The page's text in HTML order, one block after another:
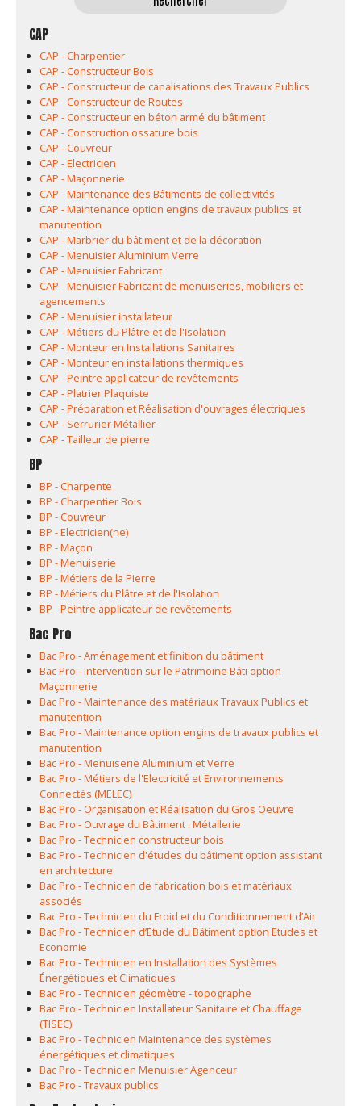
CAP
CAP - Charpentier
CAP - Constructeur Bois
CAP - Constructeur de canalisations des Travaux Publics
CAP - Constructeur de Routes
CAP - Constructeur en béton armé du bâtiment
CAP - Construction ossature bois
CAP - Couvreur
CAP - Electricien
CAP - Maçonnerie
CAP - Maintenance des Bâtiments de collectivités
CAP - Maintenance option engins de travaux publics et
manutention
CAP - Marbrier du bâtiment et de la décoration
CAP - Menuisier Aluminium Verre
CAP - Menuisier Fabricant
CAP - Menuisier Fabricant de menuiseries, mobiliers et
agencements
CAP - Menuisier installateur
CAP - Métiers du Plâtre et de l'Isolation
CAP - Monteur en Installations Sanitaires
CAP - Monteur en installations thermiques
CAP - Peintre applicateur de revêtements
CAP - Platrier Plaquiste
CAP - Préparation et Réalisation d'ouvrages électriques
CAP - Serrurier Métallier
CAP - Tailleur de pierre
BP
BP - Charpente
BP - Charpentier Bois
BP - Couvreur
BP - Electricien(ne)
BP - Maçon
BP - Menuiserie
BP - Métiers de la Pierre
BP - Métiers du Plâtre et de l'Isolation
BP - Peintre applicateur de revêtements
Bac Pro
Bac Pro - Aménagement et finition du bâtiment
Bac Pro - Intervention sur le Patrimoine Bâti option
Maçonnerie
Bac Pro - Maintenance des matériaux Travaux Publics et
manutention
Bac Pro - Maintenance option engins de travaux publics et
manutention
Bac Pro - Menuiserie Aluminium et Verre
Bac Pro - Métiers de l'Electricité et Environnements
Connectés (MELEC)
Bac Pro - Organisation et Réalisation du Gros Oeuvre
Bac Pro - Ouvrage du Bâtiment : Métallerie
Bac Pro - Technicien constructeur bois
Bac Pro - Technicien d'études du bâtiment option assistant
en architecture
Bac Pro - Technicien de fabrication bois et matériaux
associés
Bac Pro - Technicien du Froid et du Conditionnement d’Air
Bac Pro - Technicien d’Etude du Bâtiment option Etudes et
Economie
Bac Pro - Technicien en Installation des Systèmes
Énergétiques et Climatiques
Bac Pro - Technicien géomètre - topographe
Bac Pro - Technicien Installateur Sanitaire et Chauffage
(TISEC)
Bac Pro - Technicien Maintenance des systèmes
énergétiques et climatiques
Bac Pro - Technicien Menuisier Agenceur
Bac Pro - Travaux publics